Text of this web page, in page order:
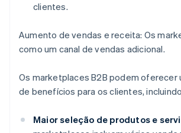
clientes.
Aumento de vendas e receita: Os
como um canal de vendas adicional.
Os marketplaces B2B podem oferecer
de benefícios para os clientes,
Maior seleção de produtos e